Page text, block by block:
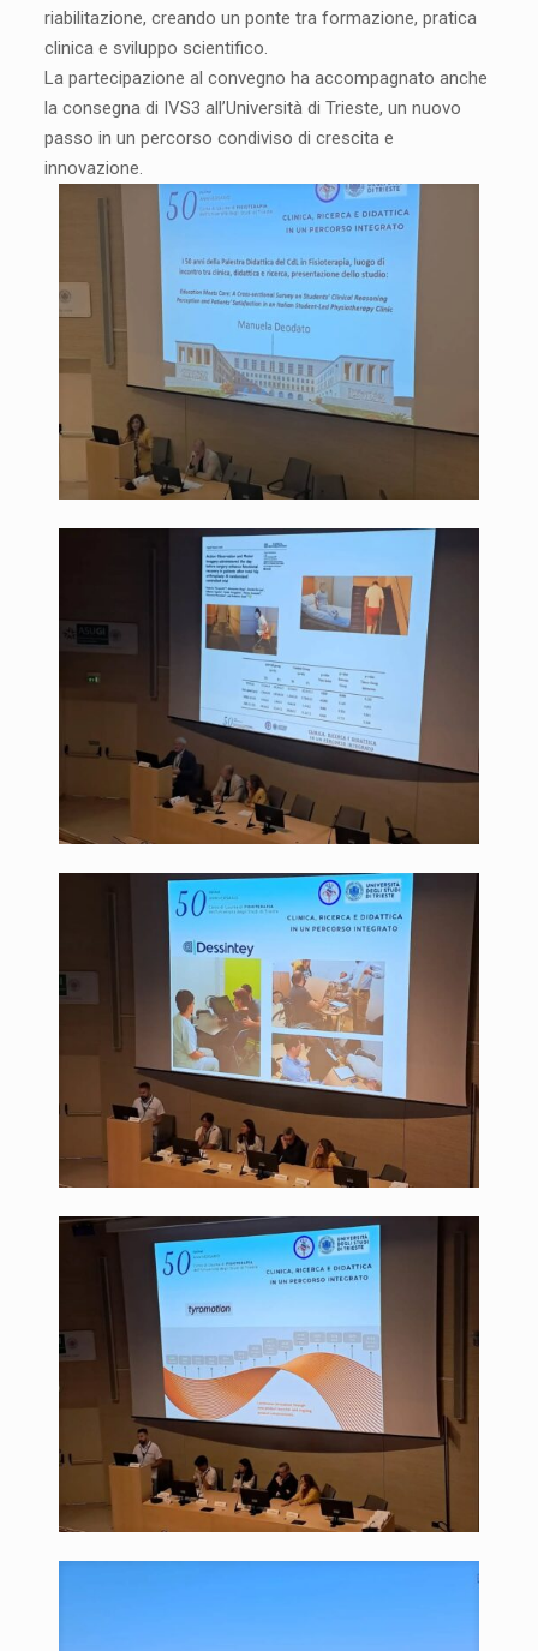
riabilitazione, creando un ponte tra formazione, pratica
clinica e sviluppo scientifico.
La partecipazione al convegno ha accompagnato anche
la consegna di IVS3 all’Università di Trieste, un nuovo
passo in un percorso condiviso di crescita e
innovazione.